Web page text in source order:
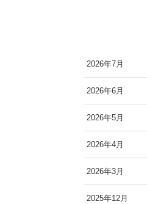
2026年7月
2026年6月
2026年5月
2026年4月
2026年3月
2025年12月